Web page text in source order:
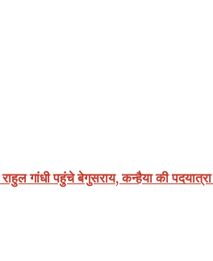
गांधी पहुंचे बेगुसराय, कन्हैया की